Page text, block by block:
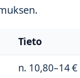
Tieto
n. 10,80–14 €